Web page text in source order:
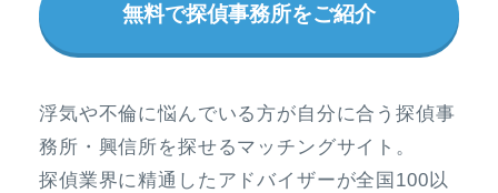
無料で探偵事務所をご紹介
浮気や不倫に悩んでいる方が自分に合う探偵事
務所・興信所を探せるマッチングサイト。
探偵業界に精通したアドバイザーが全国100以